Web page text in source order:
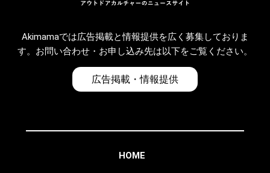
Akimamaでは広告掲載と情報提供を広く募集しておりま
す。お問い合わせ・お申し込み先は以下をご覧ください。
広告掲載・情報提供
HOME